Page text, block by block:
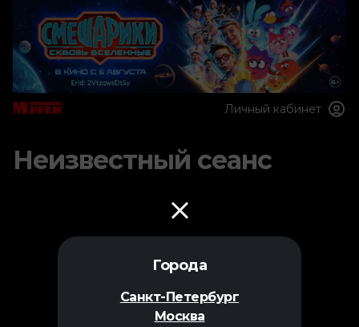
Города
Санкт-Петербург
Москва
Личный кабинет
Неизвестный сеанс